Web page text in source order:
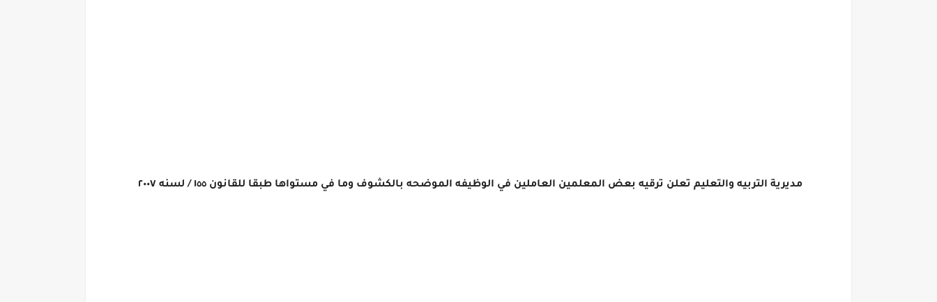
مديرية التربيه والتعليم تعلن ترقيه بعض المعلمين العاملين في الوظيفه الموضحه بالكشوف وما في مستواها طبقا للقانون ١٥٥ / لسنه ٢٠٠٧